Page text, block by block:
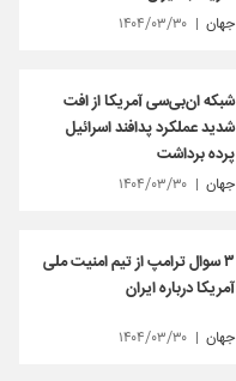
جهان ۱۴۰۴/۰۳/۳۰
شبکه ان‌بی‌سی آمریکا از افت
شدید عملکرد پدافند اسرائیل
پرده برداشت
جهان ۱۴۰۴/۰۳/۳۰
۳ سوال ترامپ از تیم امنیت ملی
آمریکا درباره ایران
جهان ۱۴۰۴/۰۳/۳۰